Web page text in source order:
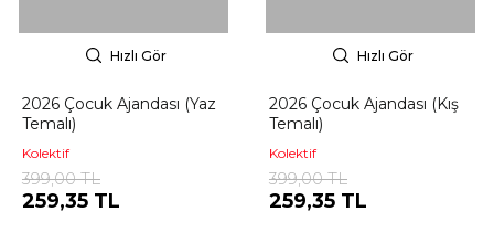
Hızlı Gör
2026 Çocuk Ajandası (Yaz
Temalı)
Kolektif
399,00 TL
259,35 TL
Hızlı Gör
2026 Çocuk Ajandası (Kış
Temalı)
Kolektif
399,00 TL
259,35 TL